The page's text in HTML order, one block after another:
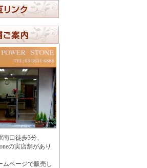
口徒歩3分、
の実店舗があり
ムページで販売し